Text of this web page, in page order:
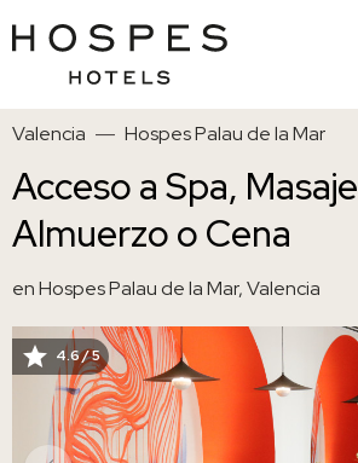
Pasar
contenido
principal
Valencia Hospes Palau de la Mar
Acceso a Spa,
Almuerzo o Cena
en Hospes Palau de la Mar, Valencia
IMAGE
4.6 / 5